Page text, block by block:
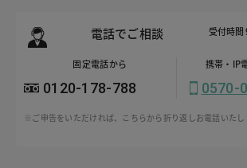
電話でご相談 受付時間
固定電話から
0120-178-788
携帯・IP
0570-
※ご申告をいただければ、こちらから折り返しお電話いたし